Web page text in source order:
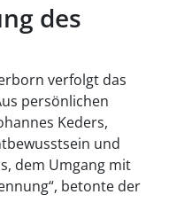
des
verfolgt das
persönlichen
Keders,
und
dem Umgang mit
betonte der